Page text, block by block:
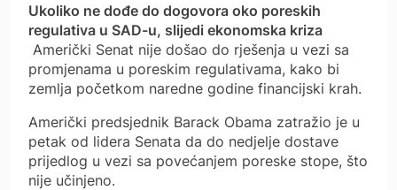
Ukoliko ne dođe do dogovora oko poreskih
regulativa u SAD-u, slijedi ekonomska kriza
Američki Senat nije došao do rješenja u vezi sa
promjenama u poreskim regulativama, kako bi
zemlja početkom naredne godine financijski krah.
Američki predsjednik Barack Obama zatražio je u
petak od lidera Senata da do nedjelje dostave
prijedlog u vezi sa povećanjem poreske stope, što
nije učinjeno.